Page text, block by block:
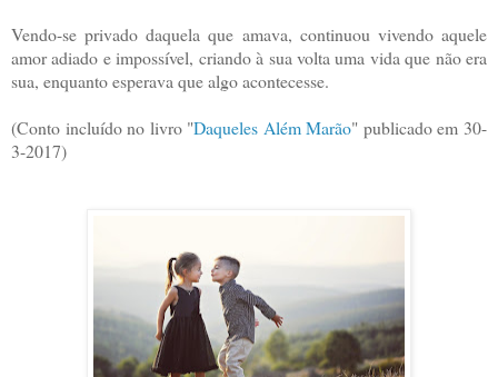
Vendo-se privado daquela que amava, continuou vivendo aquele
amor adiado e impossível, criando à sua volta uma vida que não era
sua, enquanto esperava que algo acontecesse.
(Conto incluído no livro "Daqueles Além Marão" publicado em 30-
3-2017)